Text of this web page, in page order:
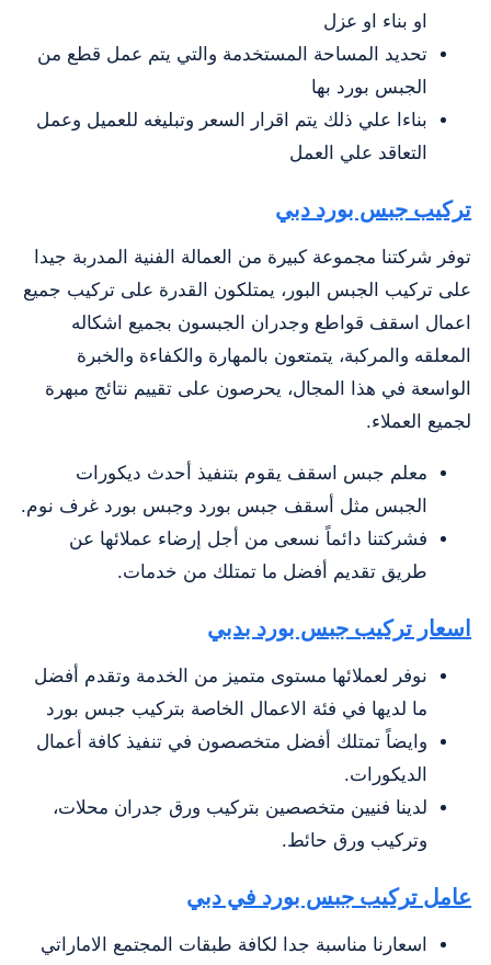
او بناء او عزل
تحديد المساحة المستخدمة والتي يتم عمل قطع من
الجبس بورد بها
بناءا علي ذلك يتم اقرار السعر وتبليغه للعميل وعمل
التعاقد علي العمل
تركيب جبس بورد دبي
توفر شركتنا مجموعة كبيرة من العمالة الفنية المدربة جيدا
على تركيب الجبس البور، يمتلكون القدرة على تركيب جميع
اعمال اسقف قواطع وجدران الجبسون بجميع اشكاله
المعلقه والمركبة، يتمتعون بالمهارة والكفاءة والخبرة
الواسعة في هذا المجال، يحرصون على تقييم نتائج مبهرة
لجميع العملاء.
معلم جبس اسقف يقوم بتنفيذ أحدث ديكورات
الجبس مثل أسقف جبس بورد وجبس بورد غرف نوم.
فشركتنا دائماً نسعى من أجل إرضاء عملائها عن
طريق تقديم أفضل ما تمتلك من خدمات.
اسعار تركيب جبس بورد بدبي
نوفر لعملائها مستوى متميز من الخدمة وتقدم أفضل
ما لديها في فئة الاعمال الخاصة بتركيب جبس بورد
وايضاً تمتلك أفضل متخصصون في تنفيذ كافة أعمال
الديكورات.
لدينا فنيين متخصصين بتركيب ورق جدران محلات،
وتركيب ورق حائط.
عامل تركيب جبس بورد في دبي
اسعارنا مناسبة جدا لكافة طبقات المجتمع الاماراتي